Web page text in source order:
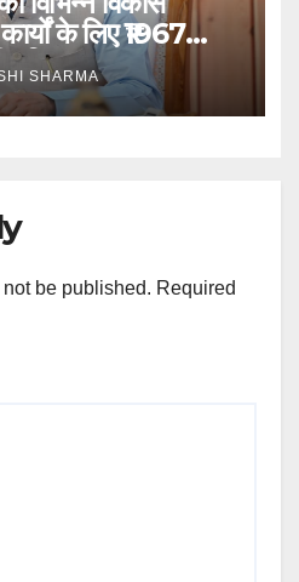
के लिए ₹1967
SHARMA
be published. Required